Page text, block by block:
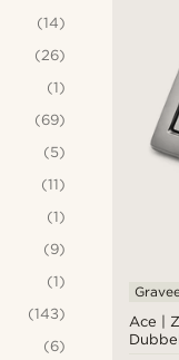
Ace |
(14)
(26)
(1)
(69)
(5)
(11)
(1)
(9)
(1)
(143)
(6)